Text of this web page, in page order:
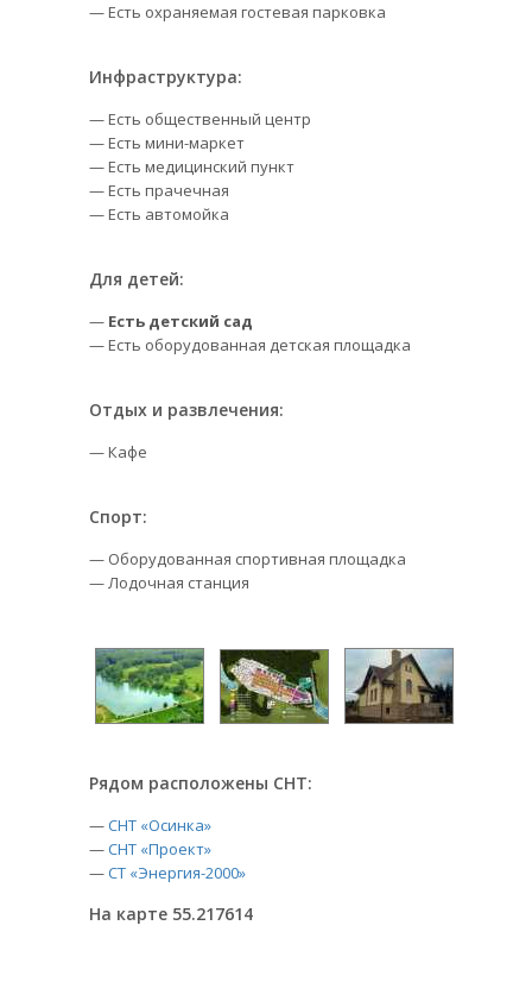
— Есть охраняемая гостевая парковка
Инфраструктура:
— Есть общественный центр
— Есть мини-маркет
— Есть медицинский пункт
— Есть прачечная
— Есть автомойка
Для детей:
— Есть детский сад
— Есть оборудованная детская площадка
Отдых и развлечения:
— Кафе
Спорт:
— Оборудованная спортивная площадка
— Лодочная станция
Рядом расположены СНТ:
—СНТ «Осинка»
—СНТ «Проект»
—СТ «Энергия-2000»
На карте 55.217614